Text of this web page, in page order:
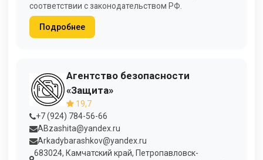
соответствии с законодательством РФ.
Подробнее
Агентство безопасности
«Защита»
19,7
+7 (924) 784-56-66
ABzashita@yandex.ru
Arkadybarashkov@yandex.ru
683024, Камчатский край, Петропавловск-